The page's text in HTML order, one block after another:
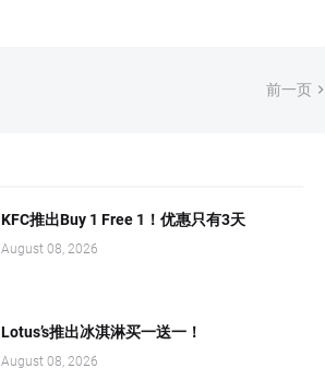
前一页
KFC推出Buy 1 Free 1！优惠只有3天
August 08, 2026
Lotus’s推出冰淇淋买一送一！
August 08, 2026